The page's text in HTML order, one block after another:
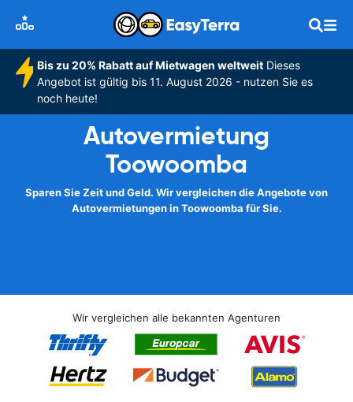
Bis zu 20% Rabatt auf Mietwagen weltweitDieses
Angebot ist gültig bis 11. August 2026 - nutzen Sie es
noch heute!
Autovermietung
Toowoomba
Sparen Sie Zeit und Geld. Wir vergleichen die Angebote von
Autovermietungen in Toowoomba für Sie.
Wir vergleichen alle bekannten Agenturen